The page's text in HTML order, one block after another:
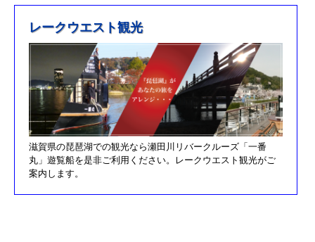
H30/11/7釣果情報更新しました
H30/9/30臨時休業のお知らせ！！
H30/9/24釣果情報更新しました
H30/7/21釣果情報更新しました
H30/4/21釣果情報更新しました
H30/3/3釣果情報更新しました
H30/2/17釣果情報更新しました
H30/2/8釣果情報更新しました
H29/12/10オーナズカップ更新しました
レークウエスト観光
滋賀県の琵琶湖での観光なら瀬田川リバークルーズ「一番
丸」遊覧船を是非ご利用ください。レークウエスト観光がご
案内します。